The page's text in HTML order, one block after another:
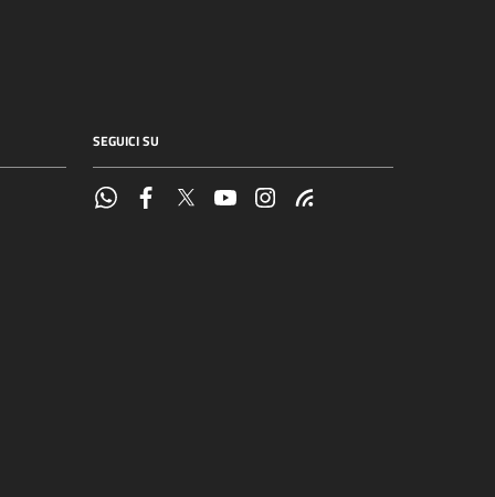
SEGUICI SU